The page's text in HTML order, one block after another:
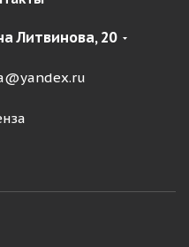
Литвинова, 20